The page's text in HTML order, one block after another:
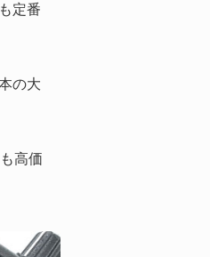
定番
の大
高価